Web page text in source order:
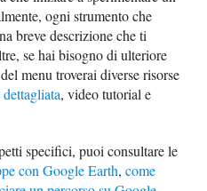
ogni strumento che
breve descrizione che ti
se hai bisogno di ulteriore
del menu troverai diverse risorse
, video tutorial e
specifici, puoi consultare le
con Google Earth,come